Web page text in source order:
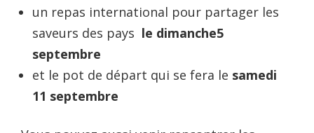
un repas international pour partager les
saveurs des pays le dimanche5
septembre
et le pot de départ qui se fera le samedi
11 septembre